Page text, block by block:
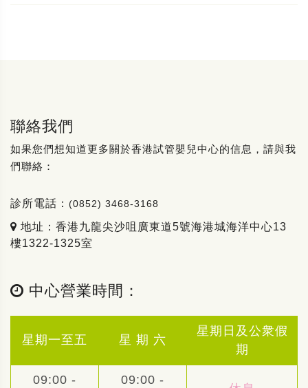
聯絡我們
如果您們想知道更多關於香港試管嬰兒中心的信息，請與我
們聯絡：
診所電話： (0852) 3468-3168
地址：香港九龍尖沙咀廣東道5號海港城海洋中心13
樓1322-1325室
中心營業時間：
星期一至五 星 期 六
星期日及公衆假
期
09:00 - 09:00 -